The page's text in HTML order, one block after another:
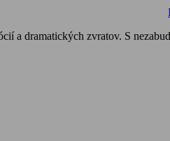
a dramatických zvratov. S